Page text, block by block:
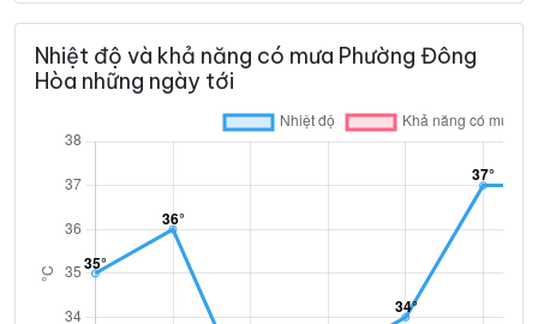
Nhiệt độ và khả năng có mưa Phường Đông
Hòa những ngày tới